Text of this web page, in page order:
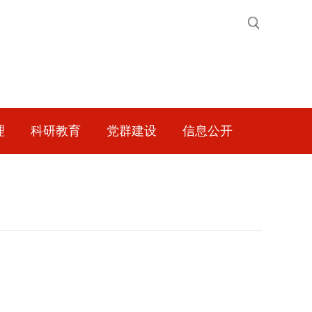
科研教育 党群建设 信息公开